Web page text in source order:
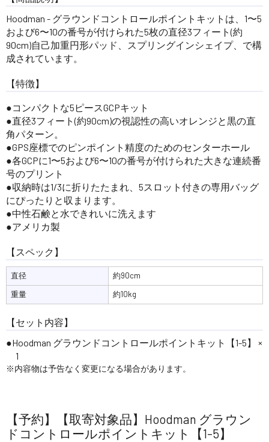
Hoodman - グラウンドコントロールポイントキットは、1〜5
および6〜10の番号が付けられた5枚の直径3フィート(約
90cm)自己加重円形パッド、スプリングインシェイプ、で構
成されています。
【特徴】
コンパクトな5ピースGCPキット
直径3フィート(約90cm)の視認性の高いオレンジと黒の直
角パターン。
GPS座標でのピンポイント精度のためのセンターホール
各GCPに1〜5および6〜10の番号が付けられた大きな連続番
号のプリント
収納時は1/3に折りたたまれ、5スロット付きの専用バッグ
にぴったりと収まります。
中性石鹸と水できれいに洗えます
アメリカ製
【スペック】
直径
約90cm
重量
約10kg
【セット内容】
Hoodman グラウンドコントロールポイントキット【1-5】 ×
1
※内容物は予告なく変更になる場合があります。
【予約】【取寄対象品】Hoodman グラウン
ドコントロールポイントキット【1-5】